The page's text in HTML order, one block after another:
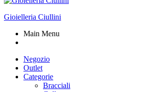
Gioielleria Ciullini
Main Menu
Negozio
Outlet
Categorie
Bracciali